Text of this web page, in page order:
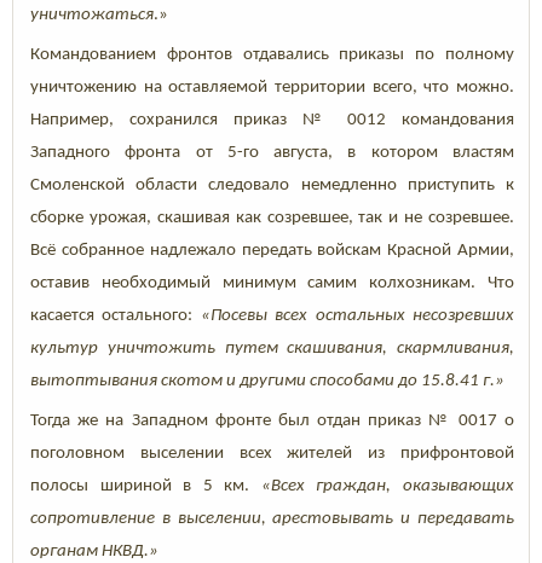
уничтожаться.»
Командованием фронтов отдавались приказы по полному
уничтожению на оставляемой территории всего, что можно.
Например, сохранился приказ № 0012 командования
Западного фронта от 5-го августа, в котором властям
Смоленской области следовало немедленно приступить к
сборке урожая, скашивая как созревшее, так и не созревшее.
Всё собранное надлежало передать войскам Красной Армии,
оставив необходимый минимум самим колхозникам. Что
касается остального: «Посевы всех остальных несозревших
культур уничтожить путем скашивания, скармливания,
вытоптывания скотом и другими способами до 15.8.41 г.»
Тогда же на Западном фронте был отдан приказ № 0017 о
поголовном выселении всех жителей из прифронтовой
полосы шириной в 5 км. «Всех граждан, оказывающих
сопротивление в выселении, арестовывать и передавать
органам НКВД.»